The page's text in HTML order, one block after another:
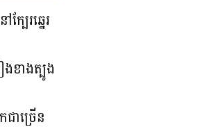
ែរឆ្នេរ
ខាងត្បូង
ាច្រើន